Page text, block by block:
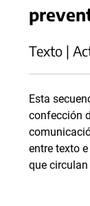
Texto |
Esta
confección
entre texto
que